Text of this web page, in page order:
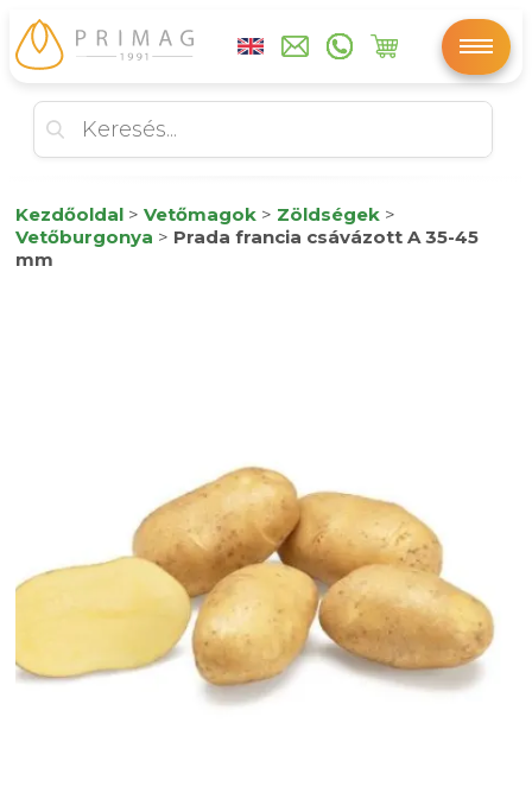
Kezdőoldal > Vetőmagok > Zöldségek >
Vetőburgonya > Prada francia csávázott A 35-45
mm